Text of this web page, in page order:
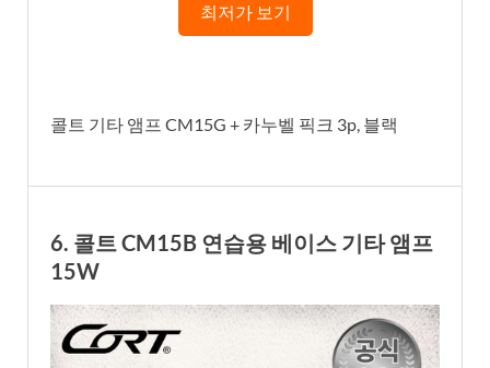
최저가 보기
콜트 기타 앰프 CM15G + 카누벨 픽크 3p, 블랙
6. 콜트 CM15B 연습용 베이스 기타 앰프
15W